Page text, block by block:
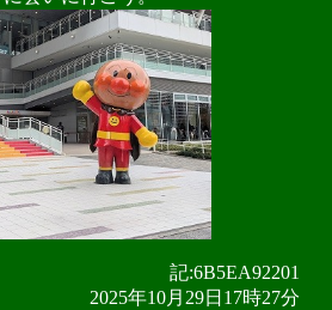
記:6B5EA92201
2025年10月29日17時27分